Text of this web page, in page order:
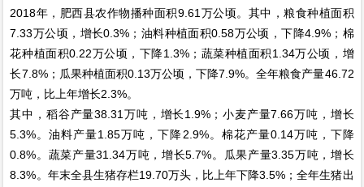
2018年，肥西县农作物播种面积9.61万公顷。其中，粮食种植面积
7.33万公顷，增长0.3%；油料种植面积0.58万公顷，下降4.9%；棉
花种植面积0.22万公顷，下降1.3%；蔬菜种植面积1.34万公顷，增
长7.8%；瓜果种植面积0.13万公顷，下降7.9%。全年粮食产量46.72
万吨，比上年增长2.3%。
其中，稻谷产量38.31万吨，增长1.9%；小麦产量7.66万吨，增长
5.3%。油料产量1.85万吨，下降2.9%。棉花产量0.14万吨，下降
0.8%。蔬菜产量31.34万吨，增长5.7%。瓜果产量3.35万吨，增长
8.3%。年末全县生猪存栏19.70万头，比上年下降3.5%；全年生猪出